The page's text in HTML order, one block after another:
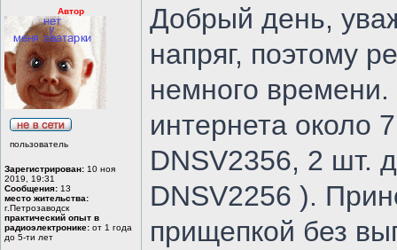
Автор
пользователь
Зарегистрирован: 10 ноя
2019, 19:31
Сообщения: 13
место жительства:
г.Петрозаводск
практический опыт в
радиоэлектронике: от 1 года
до 5-ти лет
Добрый день,
напряг, поэтому
немного
интернета около
DNSV2356, 2 шт.
DNSV2256 ).
прищепкой без